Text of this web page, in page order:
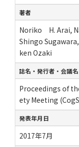
著者
Noriko H. Arai,
Shingo
ken Ozaki
誌名・発行者・会議名
Proceedings of
ety Meeting
発表年月日
2017年7月